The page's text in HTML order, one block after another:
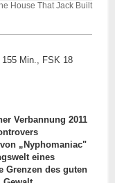
House That Jack Built
Min., FSK 18
Verbannung 2011
„Nyphomaniac"
eines
Grenzen des guten